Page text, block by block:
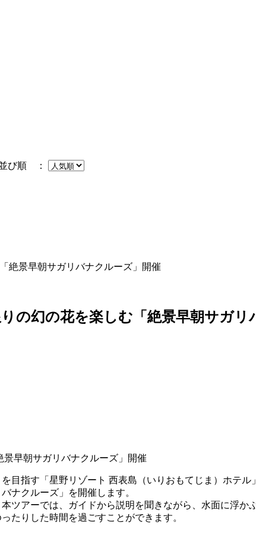
び順 ：
絶景早朝サガリバナクルーズ」開催
の幻の花を楽しむ「絶景早朝サガリ
指す「星野リゾート 西表島（いりおもてじま）ホテル
ナクルーズ」を開催します。
アーでは、ガイドから説明を聞きながら、水面に浮か
たりした時間を過ごすことができます。